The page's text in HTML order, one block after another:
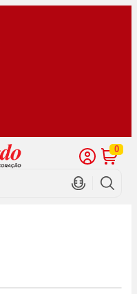
0